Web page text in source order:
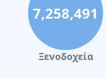
7,258,491
Ξενοδοχεία